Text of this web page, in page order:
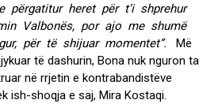
përgatitur heret për t’i shprehur
Valbonës, por ajo me shumë
për të shijuar momentet”. Më
të dashurin, Bona nuk nguron ta
në rrjetin e kontrabandistëve
ish-shoqja e saj, Mira Kostaqi.